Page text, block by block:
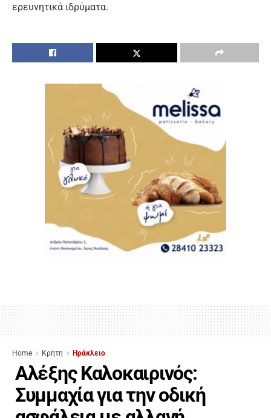
ερευνητικά ιδρύματα.
Home Κρήτη Ηράκλειο
Αλέξης Καλοκαιρινός:
Συμμαχία για την οδική